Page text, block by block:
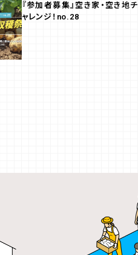
『参加者募集』空き家・空き地チ
ャレンジ！no.28